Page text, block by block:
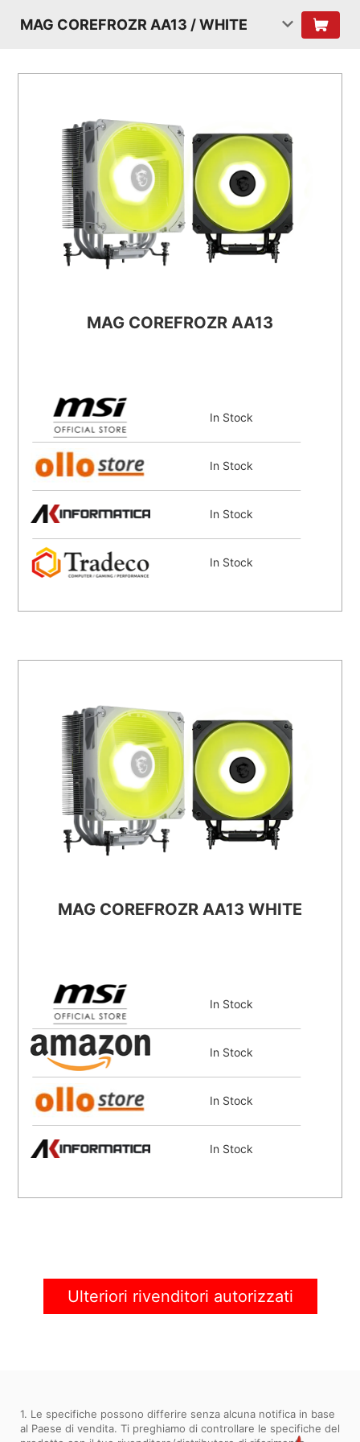
MAG COREFROZR AA13 / WHITE
MAG COREFROZR AA13
In Stock
In Stock
In Stock
In Stock
In Stock
In Stock
In Stock
MAG COREFROZR AA13 WHITE
In Stock
In Stock
In Stock
In Stock
In Stock
Ulteriori rivenditori autorizzati
1. Le specifiche possono differire senza alcuna notifica in base
al Paese di vendita. Ti preghiamo di controllare le specifiche del